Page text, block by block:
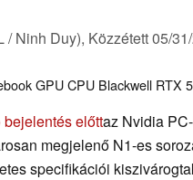
/ Ninh Duy), Közzétett05/
GPUCPU Blackwell RTX
bejelentés előttaz Nvidia
megjelenő N1-es
specifikációi